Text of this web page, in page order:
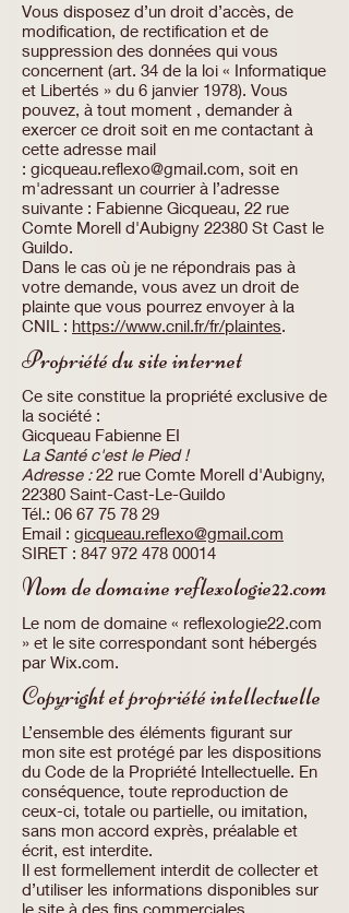
Vous disposez d’un droit d’accès, de
modification, de rectification et de
suppression des données qui vous
concernent (art. 34 de la loi « Informatique
et Libertés » du 6 janvier 1978). Vous
pouvez, à tout moment , demander à
exercer ce droit soit en me contactant à
cette adresse mail
: gicqueau.reflexo@gmail.com, soit en
m'adressant un courrier à l’adresse
suivante : Fabienne Gicqueau, 22 rue
Comte Morell d'Aubigny 22380 St Cast le
Guildo.
Dans le cas où je ne répondrais pas à
votre demande, vous avez un droit de
plainte que vous pourrez envoyer à la
CNIL : https://www.cnil.fr/fr/plaintes.
Propriété du site internet
Ce site constitue la propriété exclusive de
la société :
Gicqueau Fabienne EI
La Santé c'est le Pied !
Adresse :22 rue Comte Morell d'Aubigny,
22380 Saint-Cast-Le-Guildo
Tél.: 06 67 75 78 29
Email : gicqueau.reflexo@gmail.com
SIRET : 847 972 478 00014
Nom de domaine reflexologie22.com
Le nom de domaine « reflexologie22.com
» et le site correspondant sont hébergés
par Wix.com.
Copyright et propriété intellectuelle
L’ensemble des éléments figurant sur
mon site est protégé par les dispositions
du Code de la Propriété Intellectuelle. En
conséquence, toute reproduction de
ceux-ci, totale ou partielle, ou imitation,
sans mon accord exprès, préalable et
écrit, est interdite.
Il est formellement interdit de collecter et
d’utiliser les informations disponibles sur
le site à des fins commerciales.